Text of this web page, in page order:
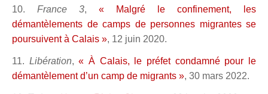
10. France 3, « Malgré le confinement, les
démantèlements de camps de personnes migrantes se
poursuivent à Calais », 12 juin 2020.
11. Libération,« À Calais, le préfet condamné pour le
démantèlement d’un camp de migrants », 30 mars 2022.